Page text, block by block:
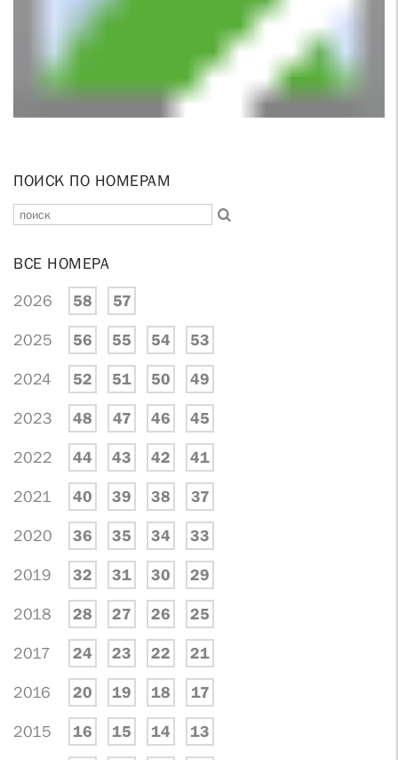
ПОИСК ПО НОМЕРАМ
ВСЕ НОМЕРА
2026 58 57
2025 56 55 54 53
2024 52 51 50 49
2023 48 47 46 45
2022 44 43 42 41
2021 40 39 38 37
2020 36 35 34 33
2019 32 31 30 29
2018 28 27 26 25
2017 24 23 22 21
2016 20 19 18 17
2015 16 15 14 13